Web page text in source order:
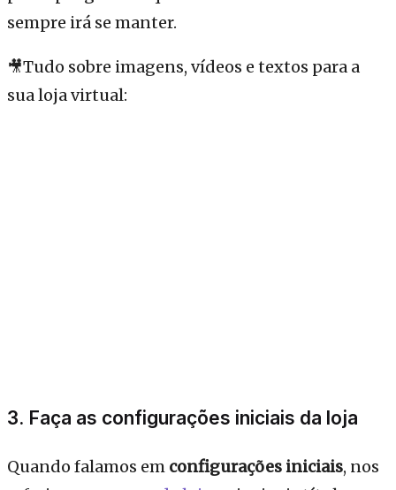
sempre irá se manter.
🎥Tudo sobre imagens, vídeos e textos para a
sua loja virtual:
3. Faça as configurações iniciais da loja
Quando falamos em configurações iniciais, nos